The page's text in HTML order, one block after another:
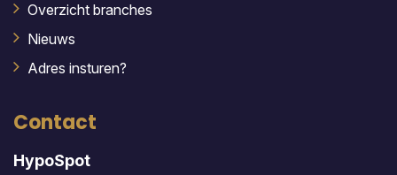
Overzicht branches
Nieuws
Adres insturen?
Contact
HypoSpot